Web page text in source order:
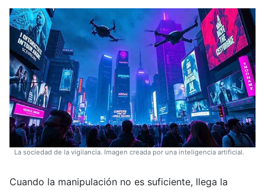
La sociedad de la vigilancia. Imagen creada por una inteligencia artificial.
Cuando la manipulación no es suficiente, llega la